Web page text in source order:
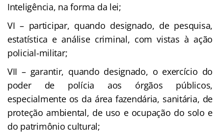
Inteligência, na forma da lei;
VI – participar, quando designado, de pesquisa,
estatística e análise criminal, com vistas à ação
policial-militar;
VII – garantir, quando designado, o exercício do
poder de polícia aos órgãos públicos,
especialmente os da área fazendária, sanitária, de
proteção ambiental, de uso e ocupação do solo e
do patrimônio cultural;